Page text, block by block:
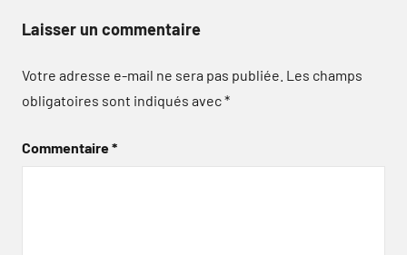
Laisser un commentaire
Votre adresse e-mail ne sera pas publiée. Les champs
obligatoires sont indiqués avec*
Commentaire*